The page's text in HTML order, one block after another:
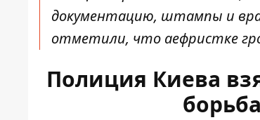
документацию, штампы и
отметили, что аефристке
Полиция Киева